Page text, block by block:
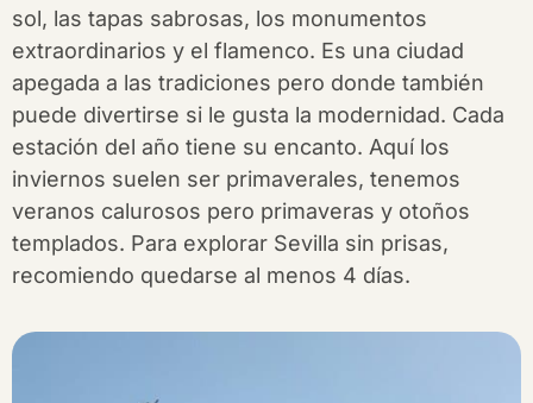
sol, las tapas sabrosas, los monumentos
extraordinarios y el flamenco. Es una ciudad
apegada a las tradiciones pero donde también
puede divertirse si le gusta la modernidad. Cada
estación del año tiene su encanto. Aquí los
inviernos suelen ser primaverales, tenemos
veranos calurosos pero primaveras y otoños
templados. Para explorar Sevilla sin prisas,
recomiendo quedarse al menos 4 días.